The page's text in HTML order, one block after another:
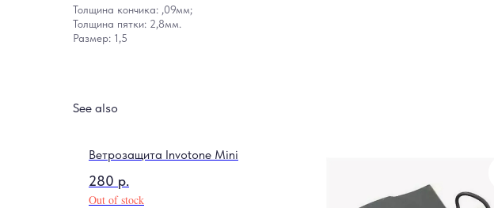
Толщина кончика: ,09мм;
Толщина пятки: 2,8мм.
Размер: 1,5
See also
Ветрозащита Invotone Mini
280 р.
Out of stock